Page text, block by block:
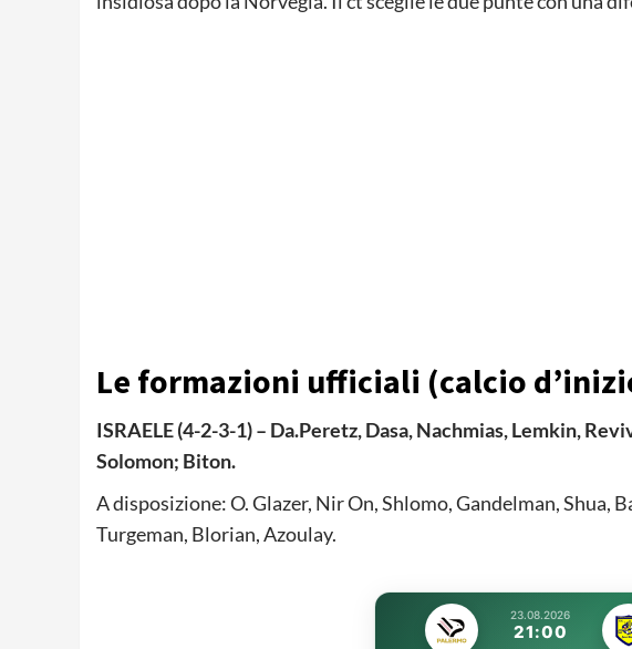
Le formazioni ufficiali (calcio
ISRAELE (4-2-3-1) – Da.Peretz, Dasa, Nachmias, Lemkin,
Solomon; Biton.
A disposizione: O. Glazer, Nir On, Shlomo, Gandelman, Shua,
Turgeman, Blorian, Azoulay.
23.08.2026
21:00